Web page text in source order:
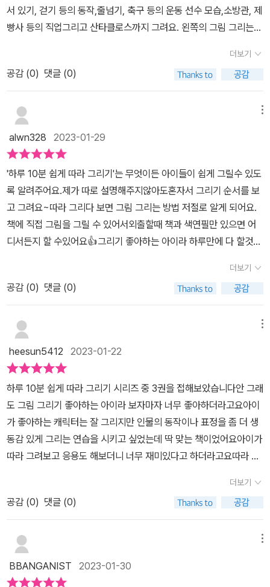
서 있기, 걷기 등의 동작,줄넘기, 축구 등의 운동 선수 모습,소방관, 제
빵사 등의 직업그리고 산타클로스까지 그려요. 왼쪽의 그림 그리는
되겠어요. 열심히 따라 그려가다보면그림 실력이 더욱 좋아질 것 같
아요. ※책을 제공 받아 직접 사용한 후 솔직하게 작성된 후기입니다.
#길벗스쿨 #하루10분 #쉽게따라그리기 #인물 #하루10분쉽게따라
그리기
더보기
공감 (0) 댓글 (0)
alwn328 2023-01-29
'하루 10분 쉽게 따라 그리기'는 무엇이든 아이들이 쉽게 그릴수 있도
록 알려주어요.제가 따로 설명해주지않아도혼자서 그리기 순서를 보
고 그려요~따라 그리다 보면 그림 그리는 방법 저절로 알게 되어요.
책에 직접 그림을 그릴 수 있어서외출할때 책과 색연필만 있으면 어
디서든지 할 수있어요👍그리기 좋아하는 아이라 하루만에 다 할것같
더보기
공감 (0) 댓글 (0)
heesun5412 2023-01-22
하루 10분 쉽게 따라 그리기 시리즈 중 3권을 접해보았습니다안 그래
도 그림 그리기 좋아하는 아이라 보자마자 너무 좋아하더라고요아이
가 좋아하는 캐릭터는 잘 그리지만 인물의 동작이나 표정을 좀 더 생
동감 있게 그리는 연습을 시키고 싶었는데 딱 맞는 책이었어요아이가
따라 그려보고 응용도 해보더니 너무 재미있다고 하더라고요따라 그
것 같아요!!다양한 인물과 직업 그리고 동작을 그리면서 그림 실력의
업그레이드를 바라봅니다!!
더보기
공감 (0) 댓글 (0)
BBANGANIST 2023-01-30